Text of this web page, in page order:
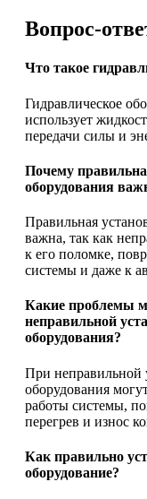
Вопрос-
Что такое
Гидравлическое
использует
передачи силы и
Почему
оборудования
Правильная
важна, так как
к его поломке,
системы и даже к
Какие проблемы
неправильной
оборудования?
При неправильной
оборудования
работы системы,
перегрев и износ
Как правильно
оборудование?